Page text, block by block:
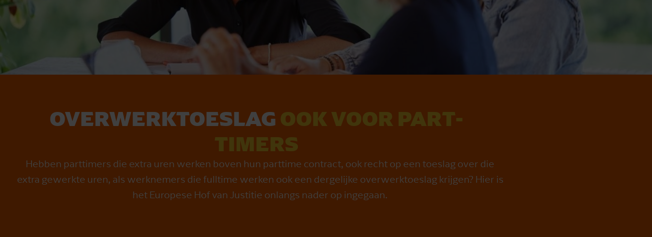
OVERWERK­TOESLAG OOK VOOR PART­
TIMERS
Hebben parttimers die extra uren werken boven hun parttime contract, ook recht op een toeslag over die
extra gewerkte uren, als werknemers die fulltime werken ook een dergelijke overwerktoeslag krijgen? Hier is
het Europese Hof van Justitie onlangs nader op ingegaan.